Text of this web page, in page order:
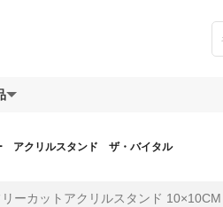
アクリルスタンド ザ・バイタル
リーカットアクリルスタンド 10×10CM